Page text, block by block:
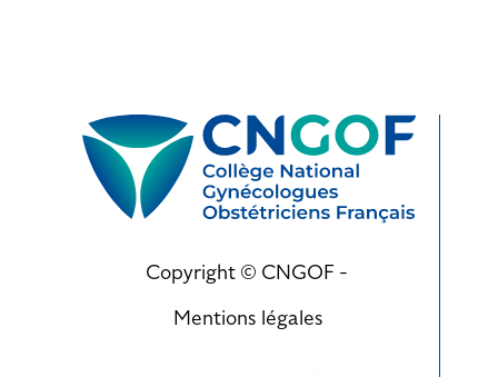
Copyright © CNGOF -
Mentions légales